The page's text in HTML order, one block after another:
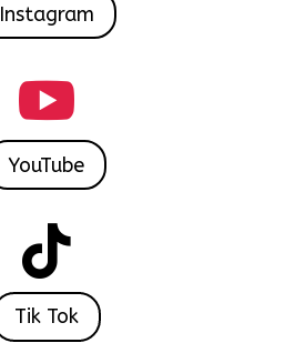
Instagram

YouTube

Tik Tok